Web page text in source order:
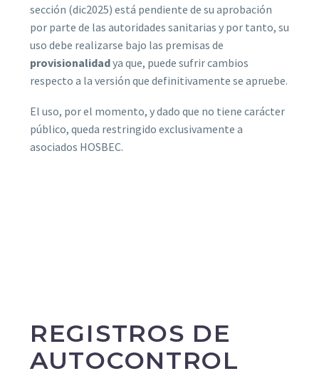
sección (dic2025) está pendiente de su aprobación
por parte de las autoridades sanitarias y por tanto, su
uso debe realizarse bajo las premisas de
provisionalidadya que, puede sufrir cambios
respecto a la versión que definitivamente se apruebe.
El uso, por el momento, y dado que no tiene carácter
público, queda restringido exclusivamente a
asociados HOSBEC.
REGISTROS DE
AUTOCONTROL